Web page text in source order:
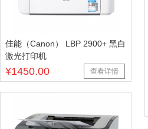
佳能（Canon） LBP 2900+ 黑白
激光打印机
¥1450.00 查看详情